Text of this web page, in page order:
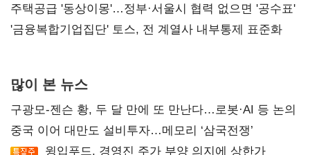
진실 밝혀야"
주택공급 '동상이몽'…정부·서울시 협력 없으면 '공수표'
'금융복합기업집단' 토스, 전 계열사 내부통제 표준화
많이 본 뉴스
구광모-젠슨 황, 두 달 만에 또 만난다…로봇·AI 등 논의
중국 이어 대만도 설비투자…메모리 ‘삼국전쟁’
윙입푸드, 경영진 주가 부양 의지에 상한가